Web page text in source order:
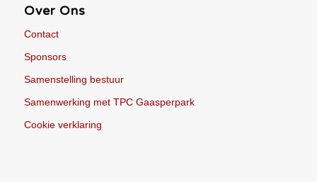
Over Ons
Contact
Sponsors
Samenstelling bestuur
Samenwerking met TPC Gaasperpark
Cookie verklaring